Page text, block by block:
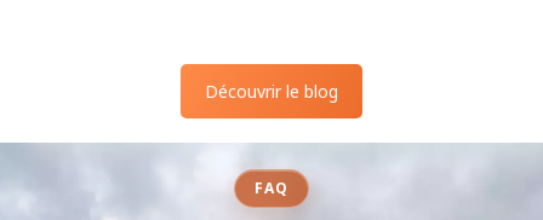
Découvrir le blog
FAQ